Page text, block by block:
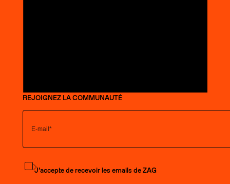
REJOIGNEZ LA COMMUNAUTÉ
S'abonner à la newsletter
J’accepte de recevoir les emails de ZAG